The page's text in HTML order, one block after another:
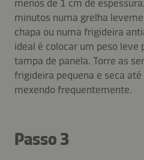
menos de 1 cm de
minutos numa grelha
chapa ou numa frigideira
ideal é colocar um peso leve
tampa de panela. Torre as
frigideira pequena e seca
mexendo frequentemente.
Passo 3